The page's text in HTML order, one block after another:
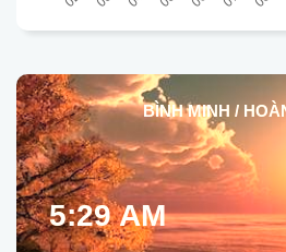
BÌNH MINH /
5:29 AM